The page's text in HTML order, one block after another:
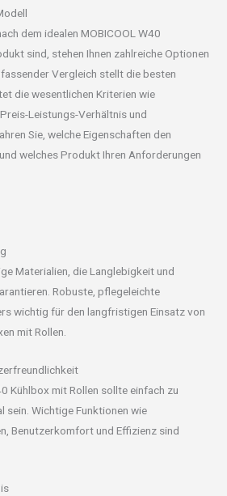
dem idealen MOBICOOL W40
sind, stehen Ihnen zahlreiche Optionen
Vergleich stellt die besten
die wesentlichen Kriterien wie
Leistungs-Verhältnis und
Sie, welche Eigenschaften den
welches Produkt Ihren Anforderungen
Materialien, die Langlebigkeit und
Robuste, pflegeleichte
wichtig für den langfristigen Einsatz von
mit Rollen.
Kühlbox mit Rollen sollte einfach zu
sein. Wichtige Funktionen wie
Benutzerkomfort und Effizienz sind